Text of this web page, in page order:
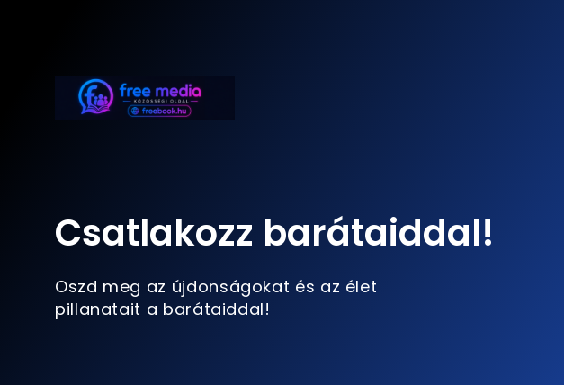
Csatlakozz barátaiddal!
Oszd meg az újdonságokat és az élet
pillanatait a barátaiddal!